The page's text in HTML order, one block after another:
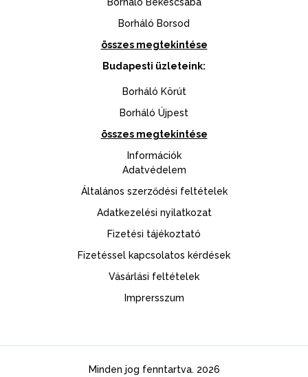
Borháló Borsod
összes megtekintése
Budapesti üzleteink:
Borháló Körút
Borháló Újpest
összes megtekintése
Információk
Adatvédelem
Általános szerződési feltételek
Adatkezelési nyilatkozat
Fizetési tájékoztató
Fizetéssel kapcsolatos kérdések
Vásárlási feltételek
Imprersszum
Minden jog fenntartva. 2026